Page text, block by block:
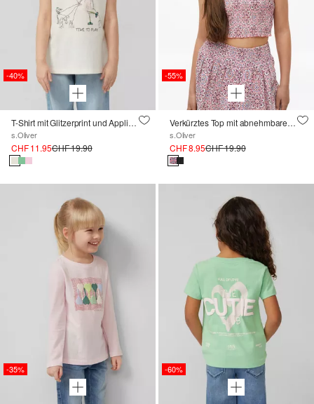
-40%
T-Shirt mit Glitzerprint und Applikation im A-Shape
s.Oliver
CHF 11.95CHF 19.90
-55%
Verkürztes Top mit abnehmbaren Trägern und Smok-Detail
s.Oliver
CHF 8.95CHF 19.90
-35% -60%